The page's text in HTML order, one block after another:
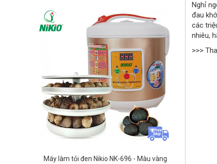
Máy làm tỏi đen Nikio NK-696 - Màu vàng
Nghỉ
đau
các
nhiêu,
>>>